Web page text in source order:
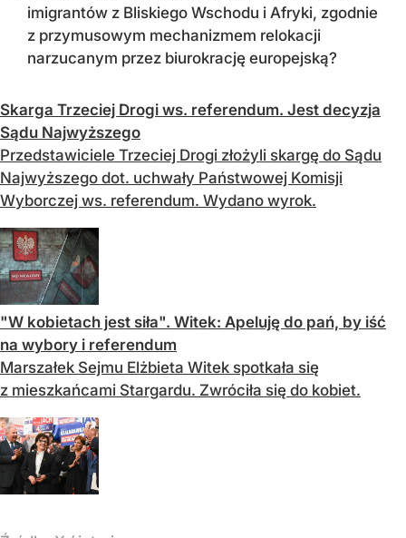
imigrantów z Bliskiego Wschodu i Afryki, zgodnie
z przymusowym mechanizmem relokacji
narzucanym przez biurokrację europejską?
Skarga Trzeciej Drogi ws. referendum. Jest decyzja
Sądu Najwyższego
Przedstawiciele Trzeciej Drogi złożyli skargę do Sądu
Najwyższego dot. uchwały Państwowej Komisji
Wyborczej ws. referendum. Wydano wyrok.
"W kobietach jest siła". Witek: Apeluję do pań, by iść
na wybory i referendum
Marszałek Sejmu Elżbieta Witek spotkała się
z mieszkańcami Stargardu. Zwróciła się do kobiet.